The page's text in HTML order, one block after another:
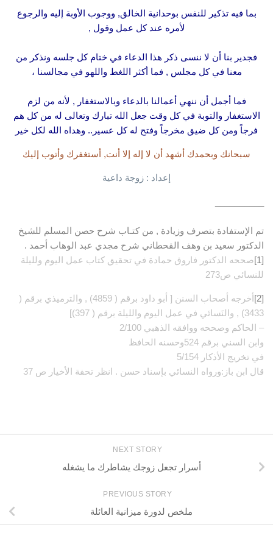
بما فيه تذكير للنفس بوحدانية الخالق, ووجوب الأوبة إليه والرجوع
لأمره عند كل عمل وقول ,
فجدير بنا أن لا ننسى ذكر هذا الدعاء في ختام كل جلسه ونذكر من
معنا في كل مجلس , فما أكثر اللغط واللهو في مجالسنا ،
فما أجمل أن ننهي أعمالنا بالدعاء وبالاستغفار , لأنه من لزم
الاستغفار والتوبة في كل وقت جعل الله تبارك وتعالى له من كل هم
فرجاً ومن كل ضيق مخرجاً وفتح له كل عسير.. وهداه الله لكل خير
سبحانك وبحمدك أشهد أن لا إله إلا أنت, أستغفرك وأتوب إليك
إعداد : زوجة داعية
تم الإستفادة بتصرف وزيادة , من كتـاب شرح حصن المسلم للشيخ
الدكتور سعيد بن وهف القحطاني شرح مجدي عبد الوهاب أحمد .
[1]
صححه الدكتور فاروق حمادة في تحقيق كتاب عمل اليوم ولليلة
للنسائي ص273
[2]
أخرجه أصحاب السنن [ أبو داود برقم ( 4859) , والترميذي برقم (
3433) , والنَسائي في عمل اليوم والليلة برقم ( 397)]
– الحاكم وصححه ووافقه الذهبي 2/100
وابن السني برقم 524وحسنه الحافظ
في تخريج الأذكار 5/154
قال ابن باز:ورواه النسائي بإسناد حسن . انظر تحفة الأخيار ص 37
NEXT STORY
أسرار تجعل زوجك يشاطرك ما يشغله
PREVIOUS STORY
ملخص لدورة ميزانية العائلة